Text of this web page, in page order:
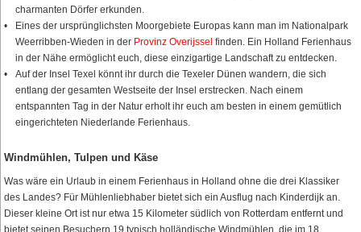
charmanten Dörfer erkunden.
Eines der ursprünglichsten Moorgebiete Europas kann man im Nationalpark
Weerribben-Wieden in der Provinz Overijssel finden. Ein Holland Ferienhaus
in der Nähe ermöglicht euch, diese einzigartige Landschaft zu entdecken.
Auf der Insel Texel könnt ihr durch die Texeler Dünen wandern, die sich
entlang der gesamten Westseite der Insel erstrecken. Nach einem
entspannten Tag in der Natur erholt ihr euch am besten in einem gemütlich
eingerichteten Niederlande Ferienhaus.
Windmühlen, Tulpen und Käse
Was wäre ein Urlaub in einem Ferienhaus in Holland ohne die drei Klassiker
des Landes? Für Mühlenliebhaber bietet sich ein Ausflug nach Kinderdijk an.
Dieser kleine Ort ist nur etwa 15 Kilometer südlich von Rotterdam entfernt und